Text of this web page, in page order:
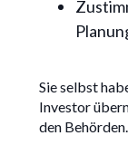
Sie selbst
Investor
den Behörden.